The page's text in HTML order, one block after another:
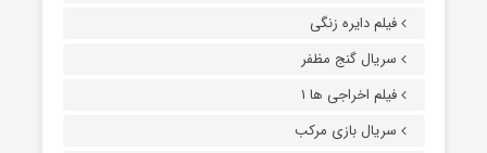
فیلم دایره زنگی
سریال گنج مظفر
فیلم اخراجی ها ۱
سریال بازی مرکب